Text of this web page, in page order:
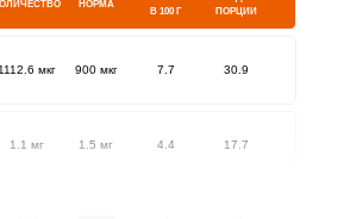
НОРМА
В 100 Г
ПОРЦИИ
1112.6 мкг 900 мкг 7.7 30.9
1.1 мг 1.5 мг 4.4 17.7